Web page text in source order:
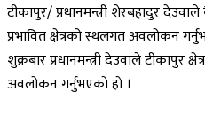
टीकापुर/ प्रधानमन्त्री शेरबहादुर
प्रभावित क्षेत्रको स्थलगत अवलोकन
शुक्रबार प्रधानमन्त्री देउवाले टीकापुर
अवलोकन गर्नुभएकाे हाे ।